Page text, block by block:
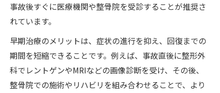
事故後すぐに医療機関や整骨院を受診することが推奨さ
れています。
早期治療のメリットは、症状の進行を抑え、回復までの
期間を短縮できることです。例えば、事故直後に整形外
科でレントゲンやMRIなどの画像診断を受け、その後、
整骨院での施術やリハビリを組み合わせることで、より